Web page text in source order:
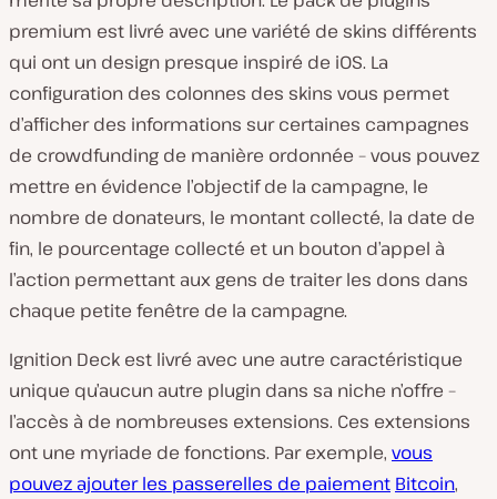
premium est livré avec une variété de skins différents
qui ont un design presque inspiré de iOS. La
configuration des colonnes des skins vous permet
d’afficher des informations sur certaines campagnes
de crowdfunding de manière ordonnée – vous pouvez
mettre en évidence l’objectif de la campagne, le
nombre de donateurs, le montant collecté, la date de
fin, le pourcentage collecté et un bouton d’appel à
l’action permettant aux gens de traiter les dons dans
chaque petite fenêtre de la campagne.
Ignition Deck est livré avec une autre caractéristique
unique qu’aucun autre plugin dans sa niche n’offre –
l’accès à de nombreuses extensions. Ces extensions
ont une myriade de fonctions. Par exemple, vous
pouvez ajouter les passerelles de paiement Bitcoin,